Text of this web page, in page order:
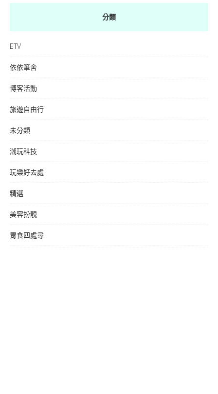
分類
ETV
依依筆舍
博客活動
旅遊自由行
未分類
潮玩科技
玩樂好去處
精選
美容扮靚
胃食四處尋